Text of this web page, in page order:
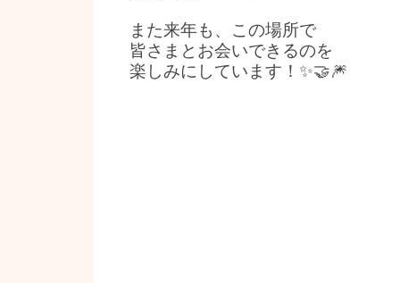
また来年も、この場所で
皆さまとお会いできるのを
楽しみにしています！✨🤝🎆